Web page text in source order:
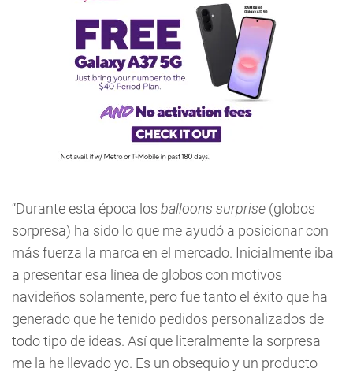
“Durante esta época los balloons surprise (globos
sorpresa) ha sido lo que me ayudó a posicionar con
más fuerza la marca en el mercado. Inicialmente iba
a presentar esa línea de globos con motivos
navideños solamente, pero fue tanto el éxito que ha
generado que he tenido pedidos personalizados de
todo tipo de ideas. Así que literalmente la sorpresa
me la he llevado yo. Es un obsequio y un producto